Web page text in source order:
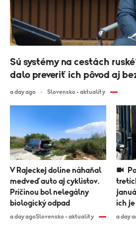
V Rajeckej doline náhaňal
medveď auto aj cyklistov.
Príčinou bol nelegálny
biologický odpad
a day agoSlovensko - aktuality
ich
a day
Sú systémy na cestách
dalo preveriť ich pôvod aj
a day ago Slovensko - aktuality